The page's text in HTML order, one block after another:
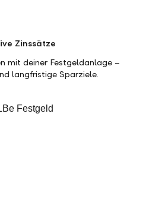
Zinssätze
mit deiner Festgeldanlage –
langfristige Sparziele.